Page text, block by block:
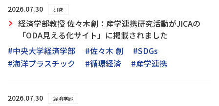
2026.07.30 研究
経済学部教授 佐々木創：産学連携研究活動がJICAの
「ODA見える化サイト」に掲載されました
#中央大学経済学部
#佐々木 創
#SDGs
#海洋プラスチック
#循環経済 #産学連携
2026.07.30 経済学部